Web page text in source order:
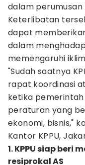
dalam
Keterlibatan
dapat
dalam
memengaruhi
"Sudah saatnya
rapat koordinasi
ketika
peraturan yang
ekonomi, bisnis,"
Kantor KPPU,
1. KPPU siap
resiprokal AS